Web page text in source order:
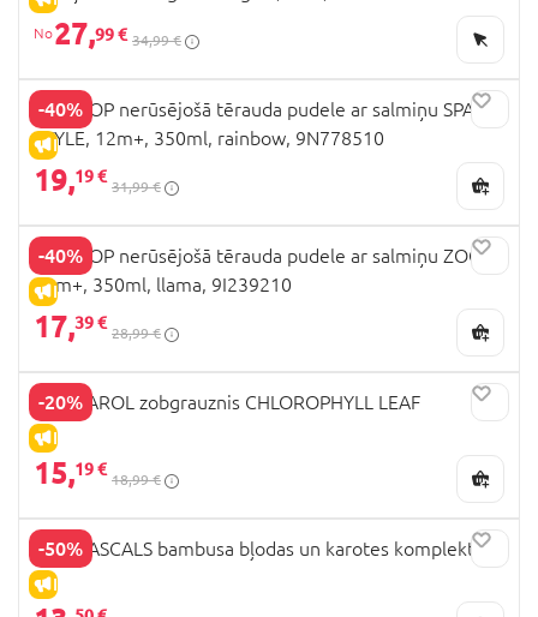
27,99 € 34,99 €
-40%
IZPĀRDOŠANA
SKIP HOP nerūsējošā tērauda pudele ar salmiņu SPARK
STYLE, 12m+, 350ml, rainbow, 9N778510
19,19 €
31,99 €
-40%
IZPĀRDOŠANA
SKIP HOP nerūsējošā tērauda pudele ar salmiņu ZOO,
12m+, 350ml, llama, 9I239210
17,39 €
28,99 €
-20%
IZPĀRDOŠANA
OLI&CAROL zobgrauznis CHLOROPHYLL LEAF
15,19 €
18,99 €
-50%
IZPĀRDOŠANA
ECO RASCALS bambusa bļodas un karotes komplekts